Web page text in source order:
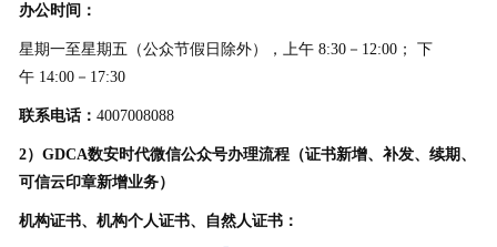
办公时间：
星期一至星期五（公众节假日除外），上午 8:30－12:00； 下
午 14:00－17:30
联系电话： 4007008088
2）GDCA数安时代微信公众号办理流程（证书新增、补发、续期、
可信云印章新增业务）
机构证书、机构个人证书、自然人证书：